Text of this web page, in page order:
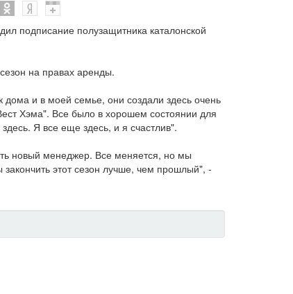
подписание полузащитника каталонской
на правах аренды.
дома и в моей семье, они создали здесь очень
Хэма". Все было в хорошем состоянии для
Я все еще ​​здесь, и я счастлив".
новый менеджер. Все меняется, но мы
этот сезон лучше, чем прошлый", -